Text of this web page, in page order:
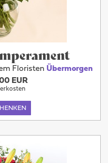
Floristen Übermorgen
EUR